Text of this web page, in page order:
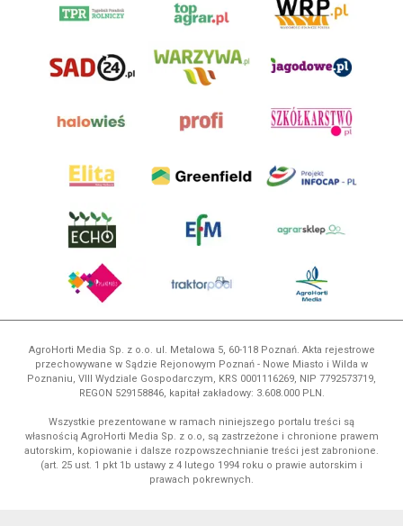
AgroHorti Media Sp. z o.o. ul. Metalowa 5, 60-118 Poznań. Akta rejestrowe
przechowywane w Sądzie Rejonowym Poznań - Nowe Miasto i Wilda w
Poznaniu, VIII Wydziale Gospodarczym, KRS 0001116269, NIP 7792573719,
REGON 529158846, kapitał zakładowy: 3.608.000 PLN.
Wszystkie prezentowane w ramach niniejszego portalu treści są
własnością AgroHorti Media Sp. z o.o, są zastrzeżone i chronione prawem
autorskim, kopiowanie i dalsze rozpowszechnianie treści jest zabronione.
(art. 25 ust. 1 pkt 1b ustawy z 4 lutego 1994 roku o prawie autorskim i
prawach pokrewnych.